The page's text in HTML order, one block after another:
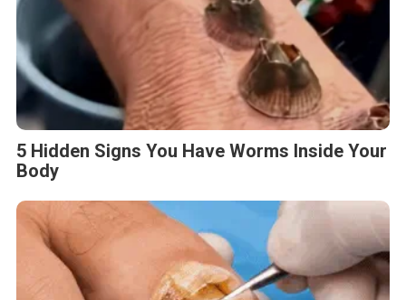
5 Hidden Signs You Have Worms Inside Your
Body